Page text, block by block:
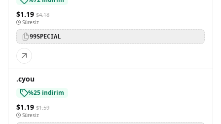
$1.19 $4.18
Süresiz
99SPECIAL
.cyou
%25 indirim
$1.19 $1.59
Süresiz